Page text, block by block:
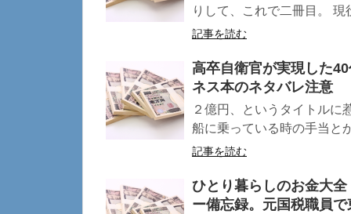
りして、これで二冊目。
記事を読む
高卒自衛官が実現した
ネス本のネタバレ注意
２億円、というタイトルに
船に乗っている時の手当と
記事を読む
ひとり暮らしのお金大
ー備忘録。元国税職員